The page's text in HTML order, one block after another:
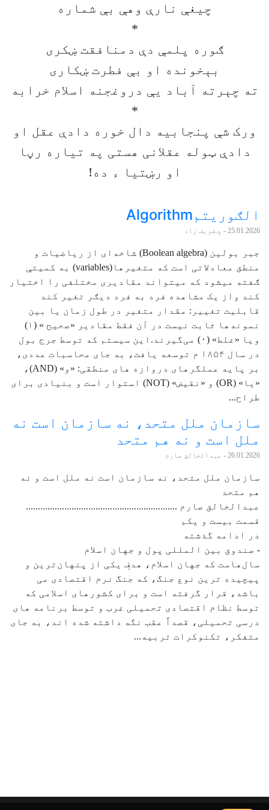
چیغې نارې وهې بې شماره
*
ګوره پلمې دې دمنافقت ښکری
بېخونده او بې فطرت ښکاری
ته چېرته آباد یې دروغجنه اسلام خرابه
*
ورک شې پنجابیه دال خوره دادې عقل او
دادې ټوله عقلانی هستی په تیاره رڼا
او رښتیا ء ده!
الګوریتمAlgorithm
25.01.2026 - ع.شریف زاد
جبر بولین (Boolean algebra) شاخه‌ای از ریاضیات و
منطق معادلاتی است که متغیرها(variables) به کمیتې
ګفته میشود که میتواند مقادیری مختلفی را اختیار
کند واز یک مشاهده فرد به فرد دیګر تغیر کند
قابلیت تغییر: مقدار متغیر در طول زمان یا بین
نمونه‌ها ثابت نیست در آن فقط مقادیر «صحیح » (۱)
ویا «غلط» (۰) می‌گیرند.این سیستم که توسط جرج بول
در سال ۱۸۵۴ م توسعه یافت، به جای محاسبات عددی،
بر پایه عملگرهای دروازه های منطقی: «و» (AND)،
«یا» (OR) و «نقیض» (NOT) استوار است و بنیادی برای
طراح...
سازمان ملل متحد، نه سازمان است نه
ملل است و نه هم متحد
26.01.2026 - عبدالخالق صارم
سازمان ملل متحد، نه سازمان است نه ملل است و نه
هم متحد
عبدالخالق صارم ...............................................................
قسمت بیست و یکم
در ادامه گذشته
- صندوق بین المللی پول و جهان اسلام
سال‌هاست که جهان اسلام، هدفِ یکی از پنهان‌ترین و
پیچیده‌ ترین نوع جنگ، که جنگ نرم اقتصادی می
باشد، قرار گرفته است و برای کشورهای اسلامی که
توسط نظام اقتصادی تحمیلی غرب و توسط برنامه های
درسی تحمیلی، قصداً عقب نگه داشته شده اند، به جای
متفکر، تکنوکرات تربیه...